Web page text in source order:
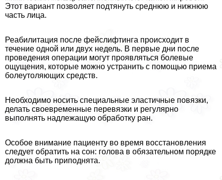
Этот вариант позволяет подтянуть среднюю и нижнюю
часть лица.
Реабилитация после фейслифтинга происходит в
течение одной или двух недель. В первые дни после
проведения операции могут проявляться болевые
ощущения, которые можно устранить с помощью приема
болеутоляющих средств.
Необходимо носить специальные эластичные повязки,
делать своевременные перевязки и регулярно
выполнять надлежащую обработку ран.
Особое внимание пациенту во время восстановления
следует обратить на сон: голова в обязательном порядке
должна быть приподнята.